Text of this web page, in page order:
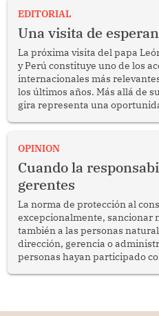
EDITORIAL
Una visita de
La próxima visita del papa
y Perú constituye uno de los
internacionales más
los últimos años. Más allá de
gira representa una
enfrenta desafíos en materia
OPINION
Cuando la
gerentes
La norma de protección al
excepcionalmente, sancionar
también a las personas
dirección, gerencia o
personas hayan participado
por la frustrada realización de